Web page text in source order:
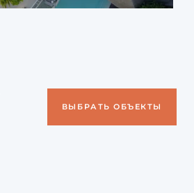
ВЫБРАТЬ ОБЪЕКТЫ